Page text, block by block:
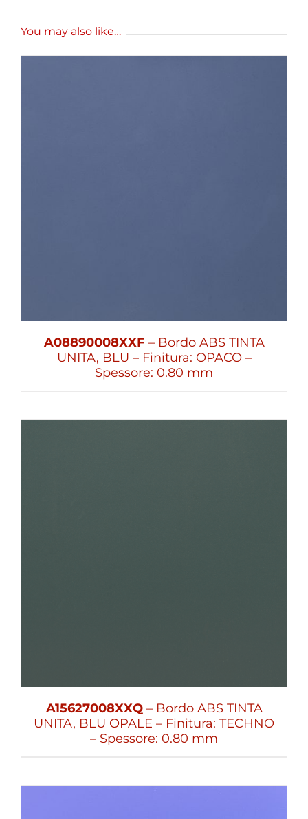
You may also like…
A08890008XXF – Bordo ABS TINTA
UNITA, BLU – Finitura: OPACO –
Spessore: 0.80 mm
A15627008XXQ – Bordo ABS TINTA
UNITA, BLU OPALE – Finitura: TECHNO
– Spessore: 0.80 mm